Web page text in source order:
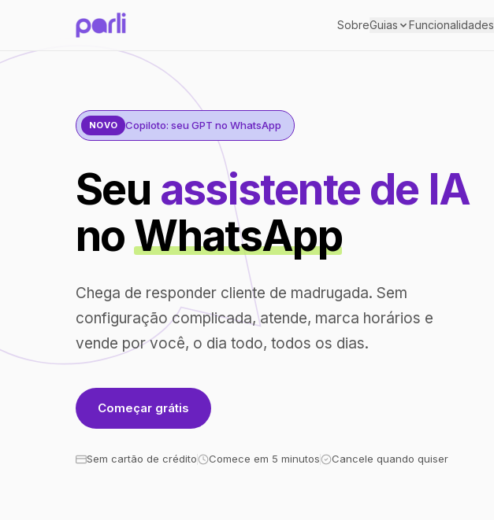
SobreGuias Funcionalidades
NOVO Copiloto: seu GPT no WhatsApp
Seu assistente de IA
noWhatsApp
Chega de responder cliente de madrugada. Sem
configuração complicada, atende, marca horários e
vende por você, o dia todo, todos os dias.
Começar grátis
Sem cartão de crédito Comece em 5 minutos Cancele quando quiser